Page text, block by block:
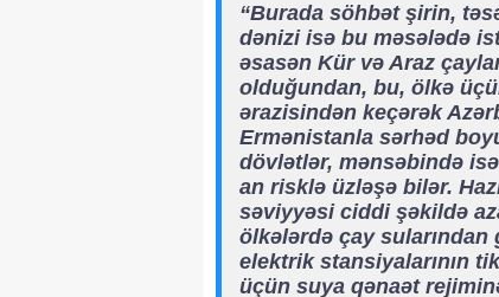
“Burada söhbət şirin,
dənizi isə bu məsələdə
əsasən Kür və Araz
olduğundan, bu, ölkə
ərazisindən keçərək
Ermənistanla sərhəd
dövlətlər, mənsəbində
an risklə üzləşə bilər.
səviyyəsi ciddi şəkildə
ölkələrdə çay sularından
elektrik stansiyalarının
üçün suya qənaət